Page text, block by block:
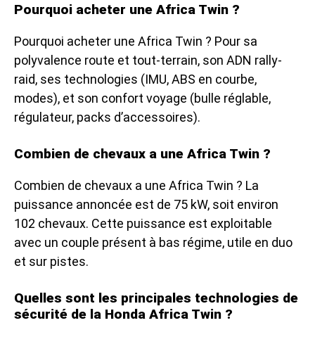
Pourquoi acheter une Africa Twin ?
Pourquoi acheter une Africa Twin ? Pour sa
polyvalence route et tout-terrain, son ADN rally-
raid, ses technologies (IMU, ABS en courbe,
modes), et son confort voyage (bulle réglable,
régulateur, packs d’accessoires).
Combien de chevaux a une Africa Twin ?
Combien de chevaux a une Africa Twin ? La
puissance annoncée est de 75 kW, soit environ
102 chevaux. Cette puissance est exploitable
avec un couple présent à bas régime, utile en duo
et sur pistes.
Quelles sont les principales technologies de
sécurité de la Honda Africa Twin ?